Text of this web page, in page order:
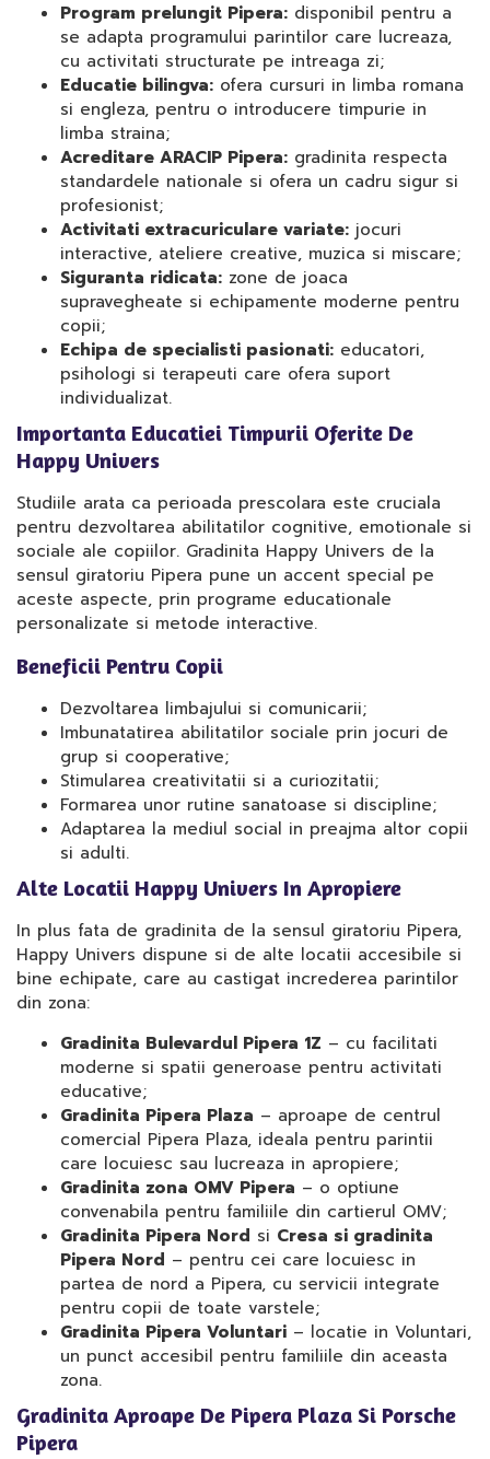
Program prelungit Pipera: disponibil pentru a
se adapta programului parintilor care lucreaza,
cu activitati structurate pe intreaga zi;
Educatie bilingva: ofera cursuri in limba romana
si engleza, pentru o introducere timpurie in
limba straina;
Acreditare ARACIP Pipera: gradinita respecta
standardele nationale si ofera un cadru sigur si
profesionist;
Activitati extracuriculare variate: jocuri
interactive, ateliere creative, muzica si miscare;
Siguranta ridicata: zone de joaca
supravegheate si echipamente moderne pentru
copii;
Echipa de specialisti pasionati: educatori,
psihologi si terapeuti care ofera suport
individualizat.
Importanta Educatiei Timpurii Oferite De
Happy Univers
Studiile arata ca perioada prescolara este cruciala
pentru dezvoltarea abilitatilor cognitive, emotionale si
sociale ale copiilor. Gradinita Happy Univers de la
sensul giratoriu Pipera pune un accent special pe
aceste aspecte, prin programe educationale
personalizate si metode interactive.
Beneficii Pentru Copii
Dezvoltarea limbajului si comunicarii;
Imbunatatirea abilitatilor sociale prin jocuri de
grup si cooperative;
Stimularea creativitatii si a curiozitatii;
Formarea unor rutine sanatoase si discipline;
Adaptarea la mediul social in preajma altor copii
si adulti.
Alte Locatii Happy Univers In Apropiere
In plus fata de gradinita de la sensul giratoriu Pipera,
Happy Univers dispune si de alte locatii accesibile si
bine echipate, care au castigat increderea parintilor
din zona:
Gradinita Bulevardul Pipera 1Z – cu facilitati
moderne si spatii generoase pentru activitati
educative;
Gradinita Pipera Plaza – aproape de centrul
comercial Pipera Plaza, ideala pentru parintii
care locuiesc sau lucreaza in apropiere;
Gradinita zona OMV Pipera – o optiune
convenabila pentru familiile din cartierul OMV;
Gradinita Pipera Nord si Cresa si gradinita
Pipera Nord – pentru cei care locuiesc in
partea de nord a Pipera, cu servicii integrate
pentru copii de toate varstele;
Gradinita Pipera Voluntari – locatie in Voluntari,
un punct accesibil pentru familiile din aceasta
zona.
Gradinita Aproape De Pipera Plaza Si Porsche
Pipera